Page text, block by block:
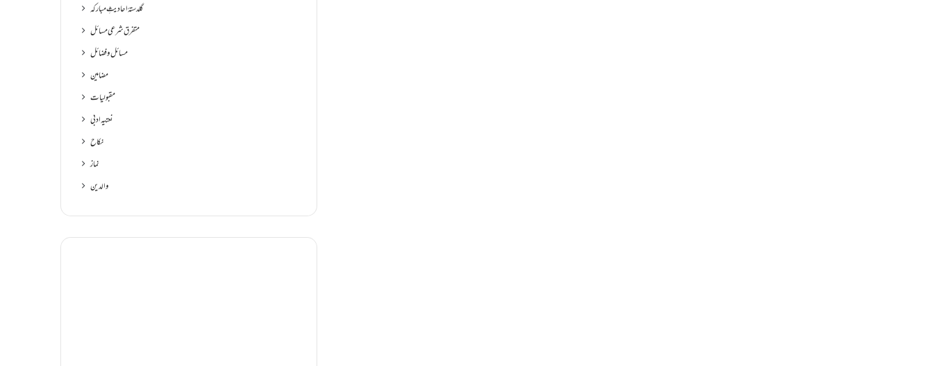
گلدستۂ احادیثِ مبارکہ
متفرق شرعی مسائل
مسائل و فضائل
مضامین
مقبولیات
نعتیہ ادبی
نکاح
نماز
والدین